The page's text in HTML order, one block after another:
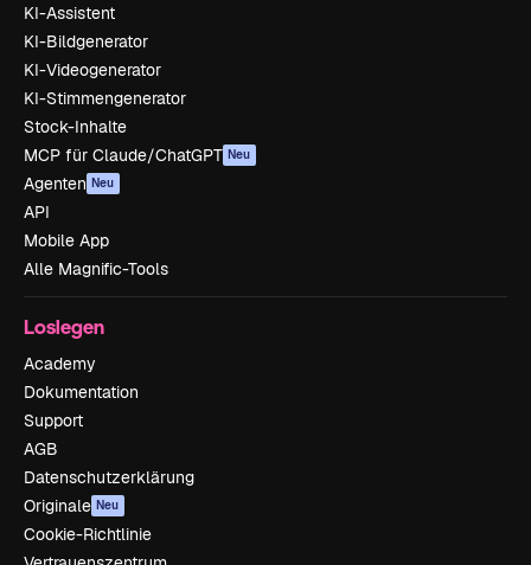
KI-Assistent
KI-Bildgenerator
KI-Videogenerator
KI-Stimmengenerator
Stock-Inhalte
MCP für Claude/ChatGPT Neu
Agenten Neu
API
Mobile App
Alle Magnific-Tools
Loslegen
Academy
Dokumentation
Support
AGB
Datenschutzerklärung
Originale Neu
Cookie-Richtlinie